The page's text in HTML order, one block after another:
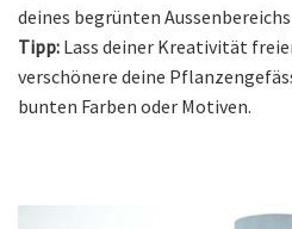
deines begrünten
Tipp: Lass deiner Kreativität
verschönere deine
bunten Farben oder Motiven.